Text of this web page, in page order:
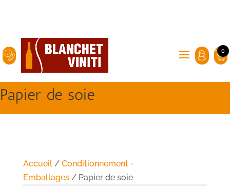
0
Papier de soie
Accueil/ Conditionnement -
Emballages/ Papier de soie